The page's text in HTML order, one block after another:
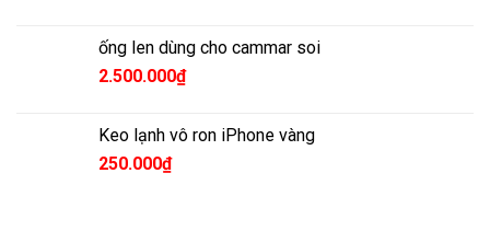
ống len dùng cho cammar soi
2.500.000₫
Keo lạnh vô ron iPhone vàng
250.000₫